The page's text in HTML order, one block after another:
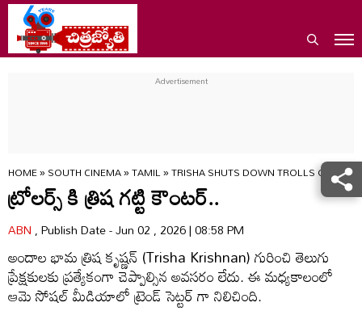
HOME»SOUTH CINEMA»TAMIL»TRISHA SHUTS DOWN TROLLS OVER
ట్రోలర్స్ కి త్రిష గట్టి కౌంటర్..
ABN, Publish Date - Jun 02 , 2026 | 08:58 PM
అందాల భామ త్రిష కృష్ణన్ (Trisha Krishnan) గురించి తెలుగు
ప్రేక్షకులకు ప్రత్యేకంగా చెప్పాల్సిన అవసరం లేదు. ఈ మధ్యకాలంలో
ఆమె సోషల్ మీడియాలో ట్రెండ్ సెట్టర్ గా నిలిచింది.